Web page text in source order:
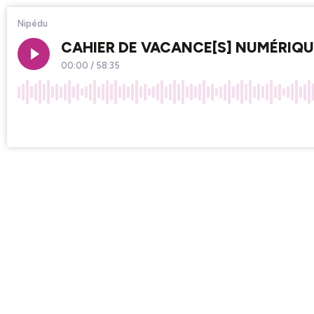
Nipédu
CAHIER DE VACANCE[S]
00:00 / 58:35